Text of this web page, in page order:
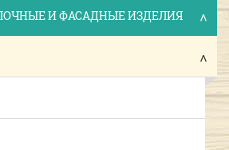
И ФАСАДНЫЕ ИЗДЕЛИЯ